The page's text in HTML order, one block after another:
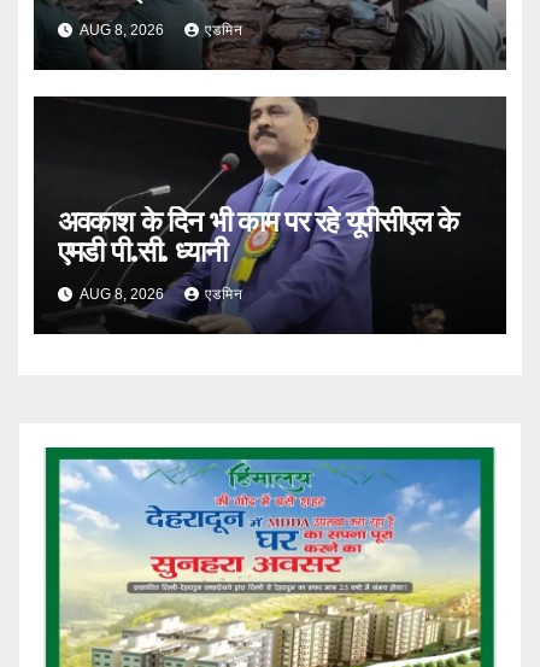
AUG 8, 2026 एडमिन
अवकाश के दिन भी काम पर रहे यूपीसीएल के
एमडी पी.सी. ध्यानी
AUG 8, 2026 एडमिन